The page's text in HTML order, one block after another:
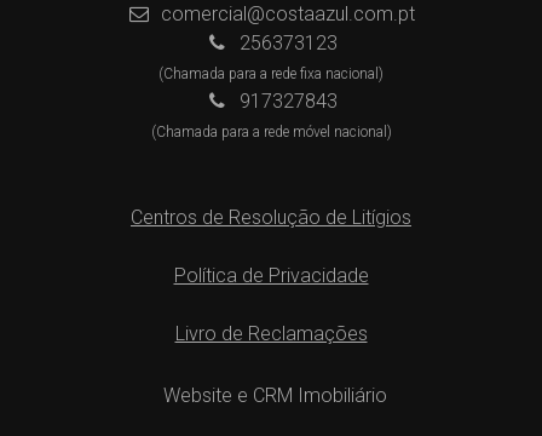
comercial@costaazul.com.pt
256373123
(Chamada para a rede fixa nacional)
917327843
(Chamada para a rede móvel nacional)
Centros de Resolução de Litígios
Política de Privacidade
Livro de Reclamações
Website e CRM Imobiliário